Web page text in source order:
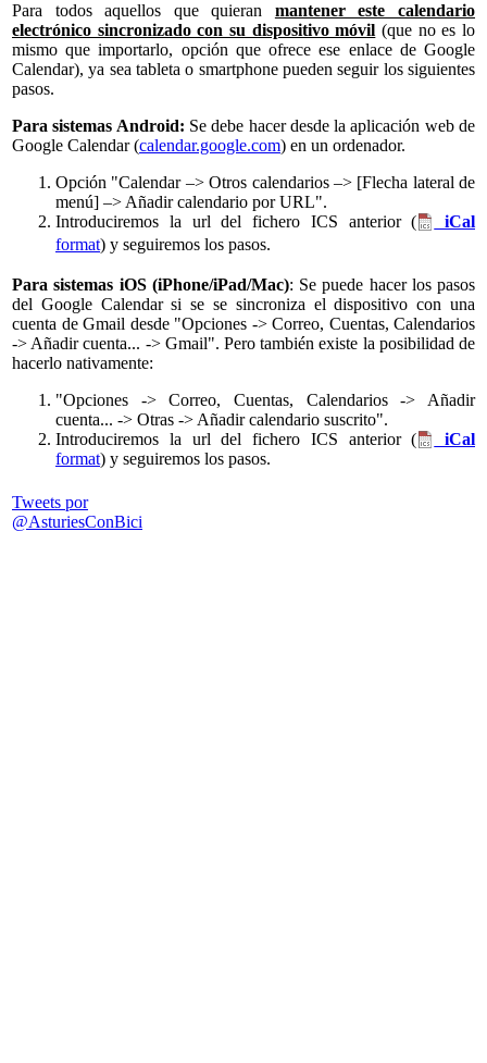
Para todos aquellos que quieran mantener este calendario
electrónico sincronizado con su dispositivo móvil (que no es lo
mismo que importarlo, opción que ofrece ese enlace de Google
Calendar), ya sea tableta o smartphone pueden seguir los siguientes
pasos.
Para sistemas Android: Se debe hacer desde la aplicación web de
Google Calendar (calendar.google.com) en un ordenador.
Opción "Calendar –> Otros calendarios –> [Flecha lateral de
menú] –> Añadir calendario por URL".
Introduciremos la url del fichero ICS anterior (
iCal
format) y seguiremos los pasos.
Para sistemas iOS (iPhone/iPad/Mac): Se puede hacer los pasos
del Google Calendar si se se sincroniza el dispositivo con una
cuenta de Gmail desde "Opciones -> Correo, Cuentas, Calendarios
-> Añadir cuenta... -> Gmail". Pero también existe la posibilidad de
hacerlo nativamente:
"Opciones -> Correo, Cuentas, Calendarios -> Añadir
cuenta... -> Otras -> Añadir calendario suscrito".
Introduciremos la url del fichero ICS anterior (
iCal
format) y seguiremos los pasos.
Tweets por
@AsturiesConBici